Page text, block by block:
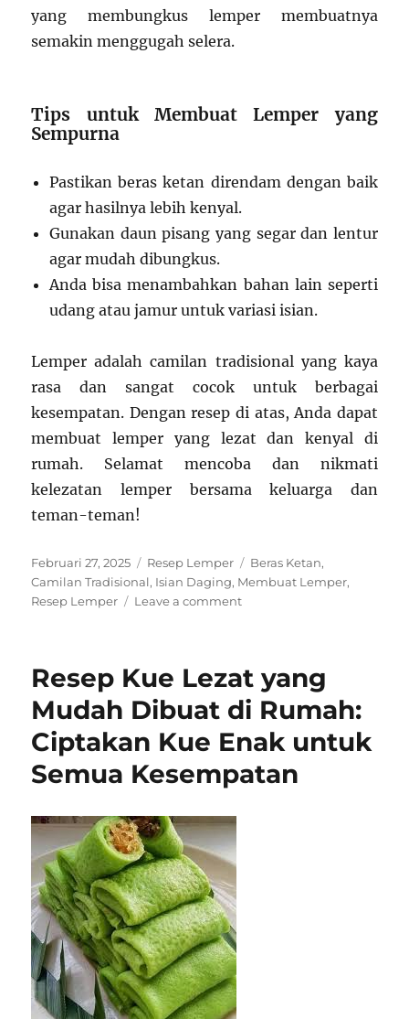
yang membungkus lemper membuatnya
semakin menggugah selera.
Tips untuk Membuat Lemper yang
Sempurna
Pastikan beras ketan direndam dengan baik
agar hasilnya lebih kenyal.
Gunakan daun pisang yang segar dan lentur
agar mudah dibungkus.
Anda bisa menambahkan bahan lain seperti
udang atau jamur untuk variasi isian.
Lemper adalah camilan tradisional yang kaya
rasa dan sangat cocok untuk berbagai
kesempatan. Dengan resep di atas, Anda dapat
membuat lemper yang lezat dan kenyal di
rumah. Selamat mencoba dan nikmati
kelezatan lemper bersama keluarga dan
teman-teman!
Posted
on
Februari 27, 2025 Categories
Resep Lemper Tags
Beras Ketan,
Camilan Tradisional, Isian Daging, Membuat Lemper,
Resep Lemper
Leave a commenton
Tradisional
Lezat
yang
Mudah
Dibuat
Resep Kue Lezat yang
Mudah Dibuat di Rumah:
Ciptakan Kue Enak untuk
Semua Kesempatan